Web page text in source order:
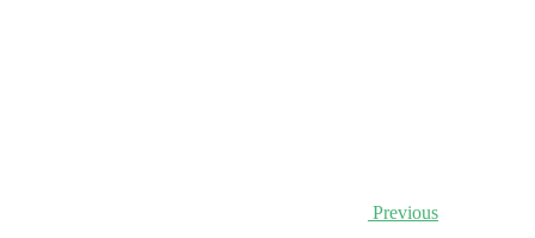
Previous